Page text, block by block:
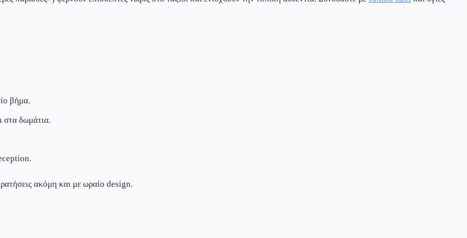
βήμα.
δωμάτια.
ακόμη και με ωραίο design.